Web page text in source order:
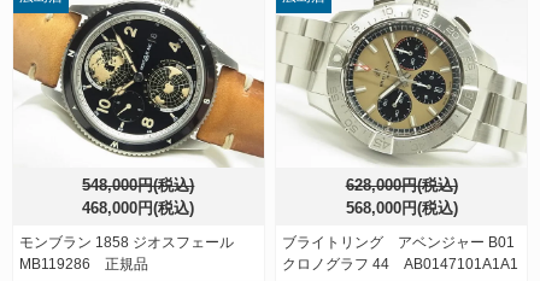
548,000円(税込)
468,000円(税込)
モンブラン 1858 ジオスフェール
MB119286 正規品
628,000円(税込)
568,000円(税込)
ブライトリング アベンジャー B01
クロノグラフ 44 AB0147101A1A1